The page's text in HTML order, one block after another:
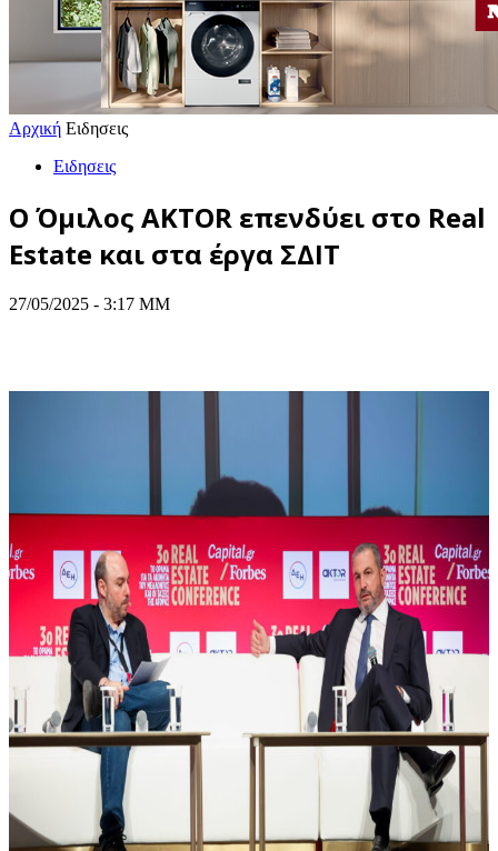
Αρχική Ειδησεις
Ειδησεις
Ο Όμιλος AKTOR επενδύει στο Real
Estate και στα έργα ΣΔΙΤ
27/05/2025 - 3:17 ΜΜ